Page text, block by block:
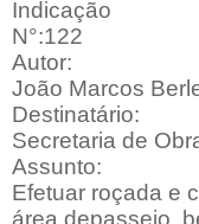
Indicação
N°:122
Autor:
João Marcos
Destinatário:
Secretaria de
Assunto:
Efetuar roçada e
área depasseio,